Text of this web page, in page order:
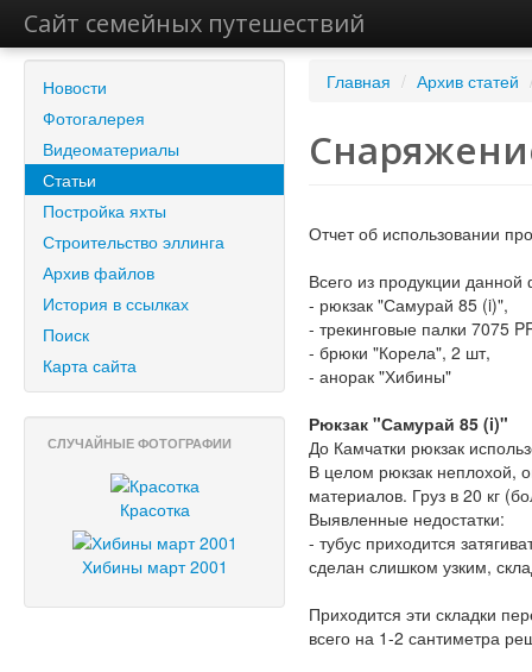
Сайт семейных путешествий
Новости
Фотогалерея
Видеоматериалы
Статьи
Постройка яхты
Строительство эллинга
Архив файлов
История в ссылках
Поиск
Карта сайта
СЛУЧАЙНЫЕ ФОТОГРАФИИ
Красотка
Хибины март 2001
Главная / Архив статей
Отчет об использовании
Всего из продукции
- рюкзак "Самурай 85 (i)",
- трекинговые палки 7075
- брюки "Корела", 2 шт,
- анорак "Хибины"
Рюкзак "Самурай 85 (i)"
До Камчатки рюкзак
В целом рюкзак неплохой,
материалов. Груз в 20 кг
Выявленные недостатки:
- тубус приходится
сделан слишком узким,
Приходится эти складки
всего на 1-2 сантиметра